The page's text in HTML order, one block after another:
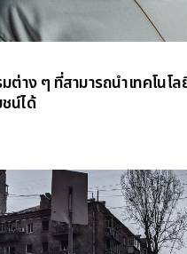
ต่าง ๆ ที่สามารถนำเทคโนโล
ชน์ได้